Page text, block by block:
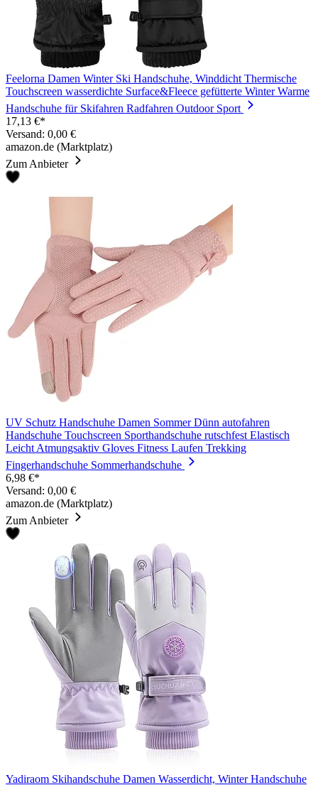
Feelorna Damen Winter Ski Handschuhe, Winddicht Thermische
Touchscreen wasserdichte Surface&Fleece gefütterte Winter Warme
Handschuhe für Skifahren Radfahren Outdoor Sport
17,13 €*
Versand: 0,00 €
amazon.de (Marktplatz)
Zum Anbieter
UV Schutz Handschuhe Damen Sommer Dünn autofahren
Handschuhe Touchscreen Sporthandschuhe rutschfest Elastisch
Leicht Atmungsaktiv Gloves Fitness Laufen Trekking
Fingerhandschuhe Sommerhandschuhe
6,98 €*
Versand: 0,00 €
amazon.de (Marktplatz)
Zum Anbieter
Yadiraom Skihandschuhe Damen Wasserdicht, Winter Handschuhe